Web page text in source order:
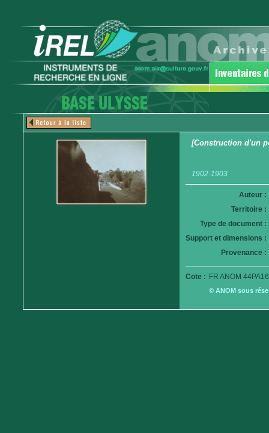
[Construction d'un
1902-1903
Auteur :
Territoire :
Type de document :
Support et dimensions :
Provenance :
Cote : FR ANOM
© ANOM sous